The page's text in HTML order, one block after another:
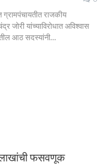
ग्रामपंचायतीत राजकीय
जोरी यांच्याविरोधात अविश्वास
आठ सदस्यांनी…
लाखांची फसवणूक